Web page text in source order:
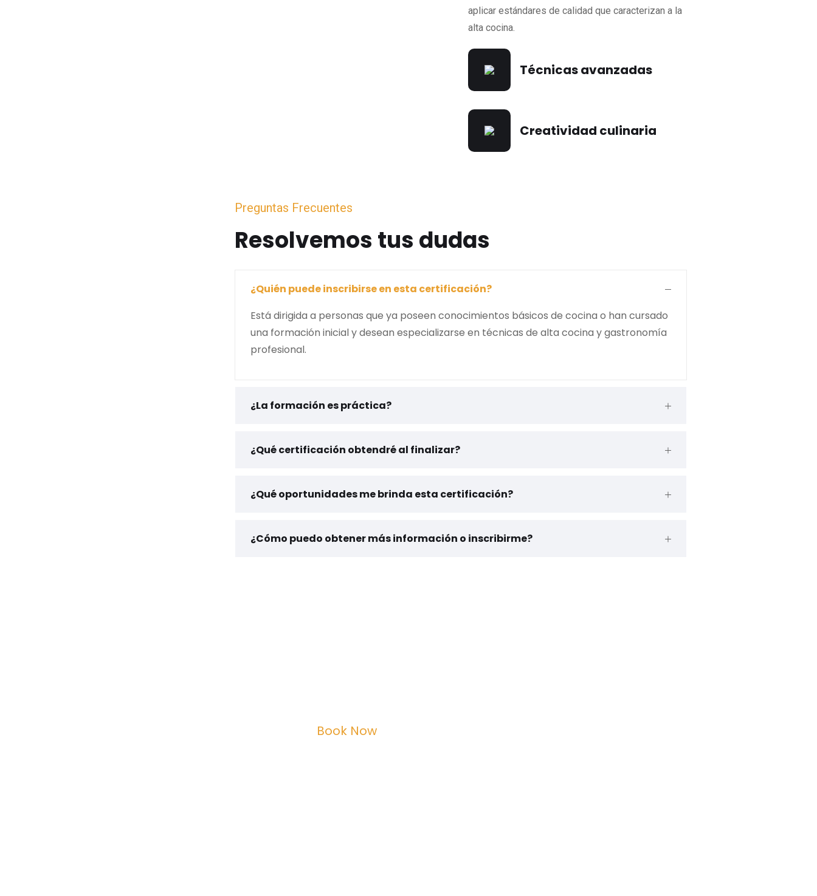
aplicar estándares de calidad que caracterizan a la
alta cocina.
Técnicas avanzadas
Creatividad culinaria
Preguntas Frecuentes
Resolvemos tus dudas
¿Quién puede inscribirse en esta certificación?
Está dirigida a personas que ya poseen conocimientos básicos de cocina o han cursado
una formación inicial y desean especializarse en técnicas de alta cocina y gastronomía
profesional.
¿La formación es práctica?
¿Qué certificación obtendré al finalizar?
¿Qué oportunidades me brinda esta certificación?
¿Cómo puedo obtener más información o inscribirme?
Book Now